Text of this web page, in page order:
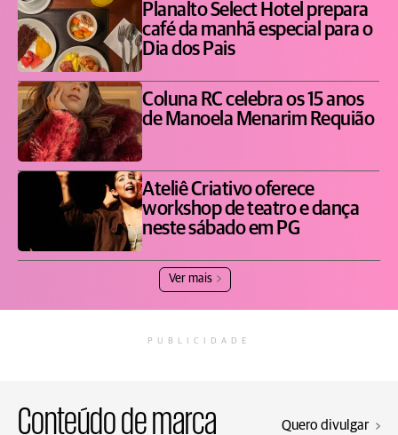
Planalto Select Hotel prepara
café da manhã especial para o
Dia dos Pais
Coluna RC celebra os 15 anos
de Manoela Menarim Requião
Ateliê Criativo oferece
workshop de teatro e dança
neste sábado em PG
Ver mais
PUBLICIDADE
Conteúdo de marca Quero divulgar